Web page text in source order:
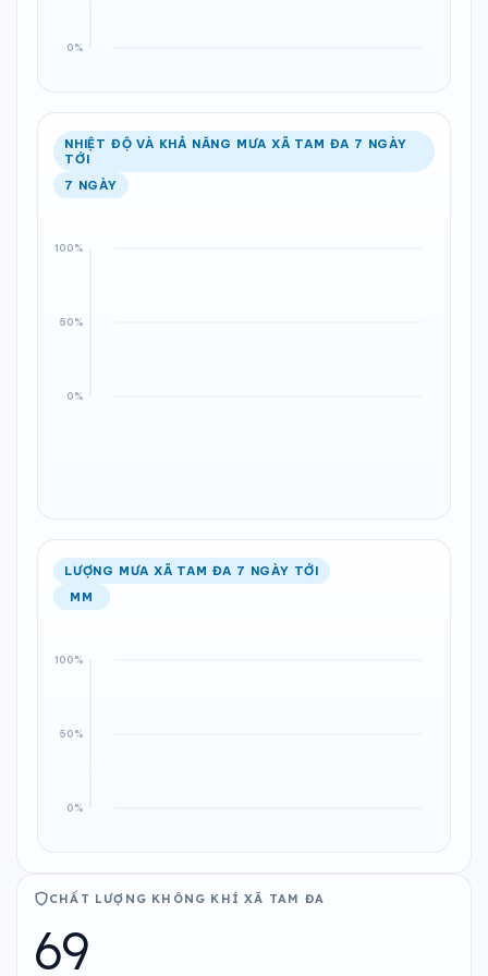
NHIỆT ĐỘ VÀ KHẢ NĂNG MƯA XÃ TAM ĐA 7 NGÀY
TỚI
7 NGÀY
LƯỢNG MƯA XÃ TAM ĐA 7 NGÀY TỚI
MM
CHẤT LƯỢNG KHÔNG KHÍ XÃ TAM ĐA
69